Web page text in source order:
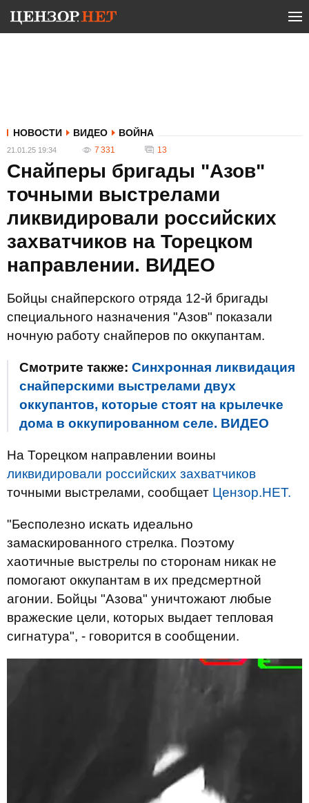
НОВОСТИ ВИДЕО ВОЙНА
21.01.25 19:34 7 331 13
Снайперы бригады "Азов"
точными выстрелами
ликвидировали российских
захватчиков на Торецком
направлении. ВИДЕО
Бойцы снайперского отряда 12-й бригады
специального назначения "Азов" показали
ночную работу снайперов по оккупантам.
Смотрите также: Синхронная ликвидация
снайперскими выстрелами двух
оккупантов, которые стоят на крылечке
дома в оккупированном селе. ВИДЕО
На Торецком направлении воины
ликвидировали российских захватчиков
точными выстрелами, сообщает Цензор.НЕТ.
"Бесполезно искать идеально
замаскированного стрелка. Поэтому
хаотичные выстрелы по сторонам никак не
помогают оккупантам в их предсмертной
агонии. Бойцы "Азова" уничтожают любые
вражеские цели, которых выдает тепловая
сигнатура", - говорится в сообщении.